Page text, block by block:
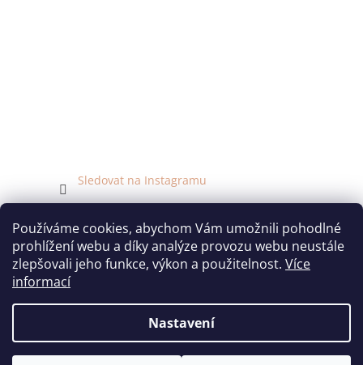
Používáme cookies, abychom Vám umožnili pohodlné
prohlížení webu a díky analýze provozu webu neustále
zlepšovali jeho funkce, výkon a použitelnost. Více
informací
Nastavení
Sledovat na Instagramu
Facebook
Copyright 2026Bridal Fabrics látky. Všechna práva